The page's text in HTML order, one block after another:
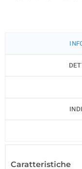
Caratteristiche